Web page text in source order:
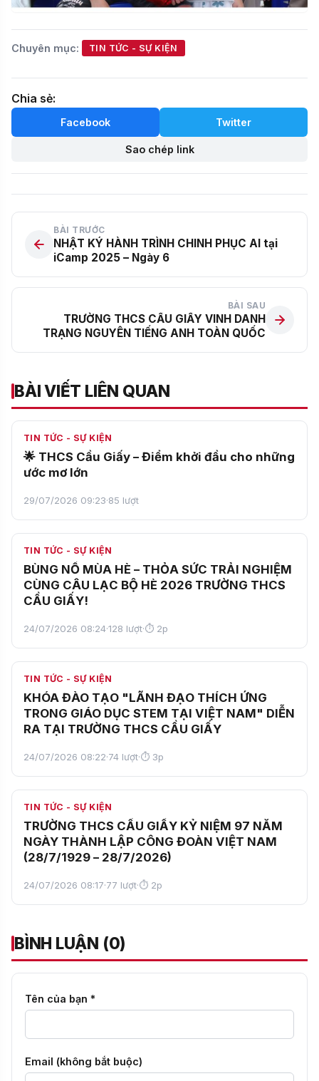
Chuyên mục: TIN TỨC - SỰ KIỆN
Chia sẻ:
Facebook Twitter
Sao chép link
BÀI TRƯỚC
NHẬT KÝ HÀNH TRÌNH CHINH PHỤC AI tại
iCamp 2025 – Ngày 6
BÀI SAU
TRƯỜNG THCS CẦU GIẤY VINH DANH
TRẠNG NGUYÊN TIẾNG ANH TOÀN QUỐC
BÀI VIẾT LIÊN QUAN
TIN TỨC - SỰ KIỆN
🌟 THCS Cầu Giấy – Điểm khởi đầu cho những
29/07/2026 09:23·85 lượt
BÙNG NỔ MÙA HÈ – THỎA SỨC TRẢI NGHIỆM
CÙNG CÂU LẠC BỘ HÈ 2026 TRƯỜNG THCS
24/07/2026 08:24·128 lượt· ⏱ 2p
KHÓA ĐÀO TẠO "LÃNH ĐẠO THÍCH ỨNG
TRONG GIÁO DỤC STEM TẠI VIỆT NAM" DIỄN
24/07/2026 08:22·74 lượt
TIN TỨC - SỰ KIỆN
NGÀY THÀNH LẬP CÔNG ĐOÀN VIỆT NAM
(28/7/1929 – 28/7/2026)